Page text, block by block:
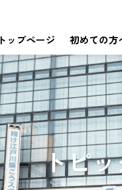
トップページ 初めての方
トピ